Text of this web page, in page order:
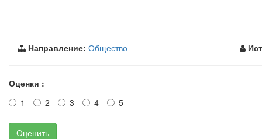
Направление: Общество
Оценки :
1
2 3 4 5
Оценить